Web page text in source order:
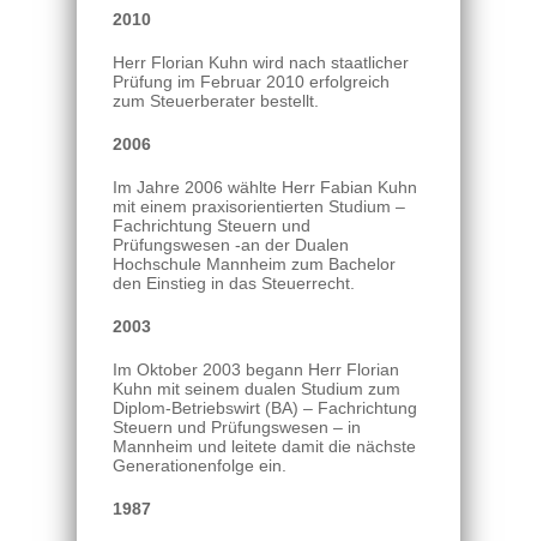
2010
Herr Florian Kuhn wird nach staatlicher
Prüfung im Februar 2010 erfolgreich
zum Steuerberater bestellt.
2006
Im Jahre 2006 wählte Herr Fabian Kuhn
mit einem praxisorientierten Studium –
Fachrichtung Steuern und
Prüfungswesen -an der Dualen
Hochschule Mannheim zum Bachelor
den Einstieg in das Steuerrecht.
2003
Im Oktober 2003 begann Herr Florian
Kuhn mit seinem dualen Studium zum
Diplom-Betriebswirt (BA) – Fachrichtung
Steuern und Prüfungswesen – in
Mannheim und leitete damit die nächste
Generationenfolge ein.
1987